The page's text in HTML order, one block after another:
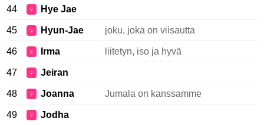
44 ♀ Hye Jae
45 ♀ Hyun-Jae joku, joka on viisautta
46 ♀ Irma liitetyn, iso ja hyvä
47 ♀ Jeiran
48 ♀ Joanna Jumala on kanssamme
49 ♀ Jodha